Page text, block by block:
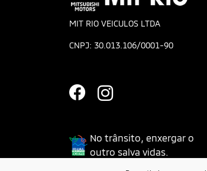
MIT RIO VEICULOS LTDA
CNPJ: 30.013.106/0001-90
No trânsito, enxergar o
outro salva vidas.